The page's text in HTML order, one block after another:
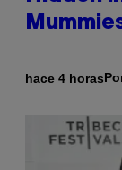
hace 4 horas